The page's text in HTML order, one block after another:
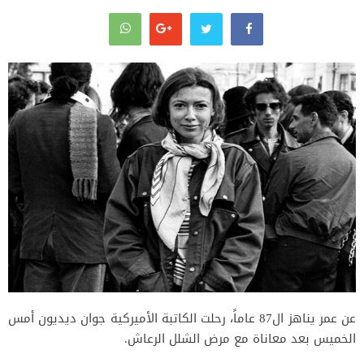
عن عمر يناهز ال87 عاماً، رحلت الكاتبة الأميركية جوان ديديون أمس
الخميس بعد معاناة مع مرض الشلل الرعاش.